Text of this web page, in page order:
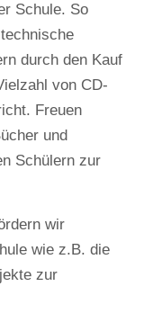
Schule. So
durch den Kauf
von CD-
Freuen
und
Schülern zur
wir
wie z.B. die
zur